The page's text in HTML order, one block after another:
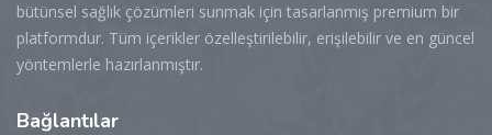
bütünsel sağlık çözümleri sunmak için tasarlanmış premium bir
platformdur. Tüm içerikler özelleştirilebilir, erişilebilir ve en güncel
yöntemlerle hazırlanmıştır.
Bağlantılar